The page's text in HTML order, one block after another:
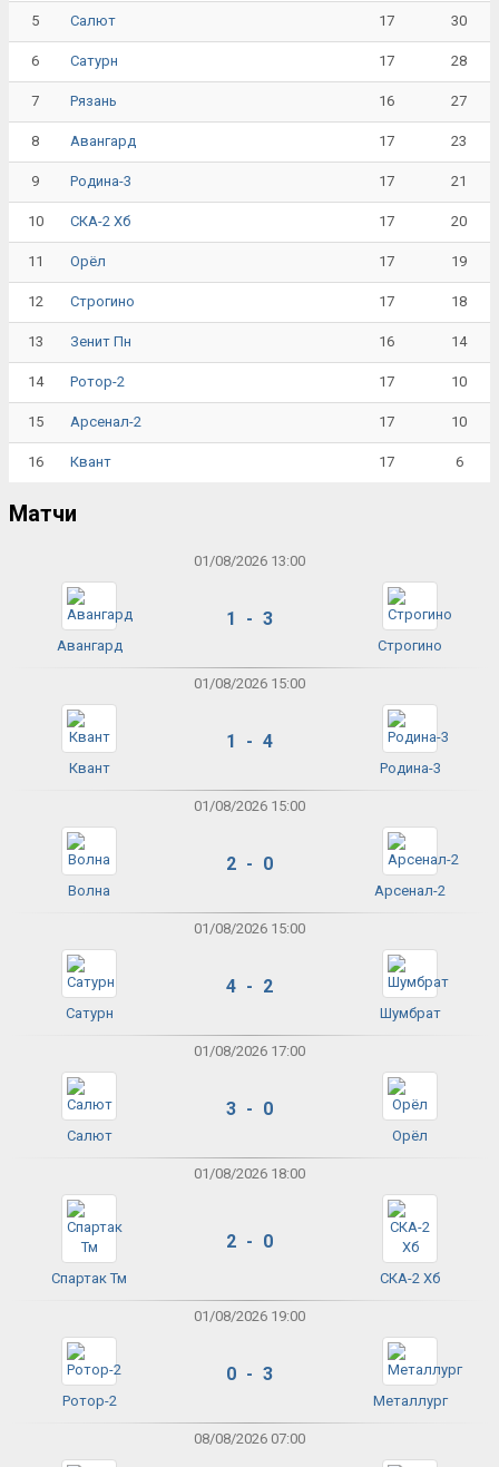
5 Салют 17 30
6 Сатурн 17 28
7 Рязань 16 27
8 Авангард 17 23
9 Родина-3 17 21
10 СКА-2 Хб 17 20
11 Орёл 17 19
12 Строгино 17 18
13 Зенит Пн 16 14
14 Ротор-2 17 10
15 Арсенал-2 17 10
16 Квант 17 6
Матчи
01/08/2026 13:00
Авангард
1 - 3
Строгино
01/08/2026 15:00
Квант
1 - 4
Родина-3
01/08/2026 15:00
Волна
2 - 0
Арсенал-2
01/08/2026 15:00
Сатурн
4 - 2
Шумбрат
01/08/2026 17:00
Салют
3 - 0
Орёл
01/08/2026 18:00
Спартак Тм
2 - 0
СКА-2 Хб
01/08/2026 19:00
Ротор-2
0 - 3
Металлург
08/08/2026 07:00